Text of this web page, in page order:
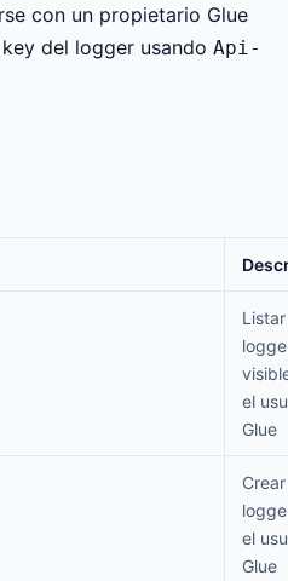
con un propietario Glue
del logger usando Api-
Listar
el
Glue
el
Glue